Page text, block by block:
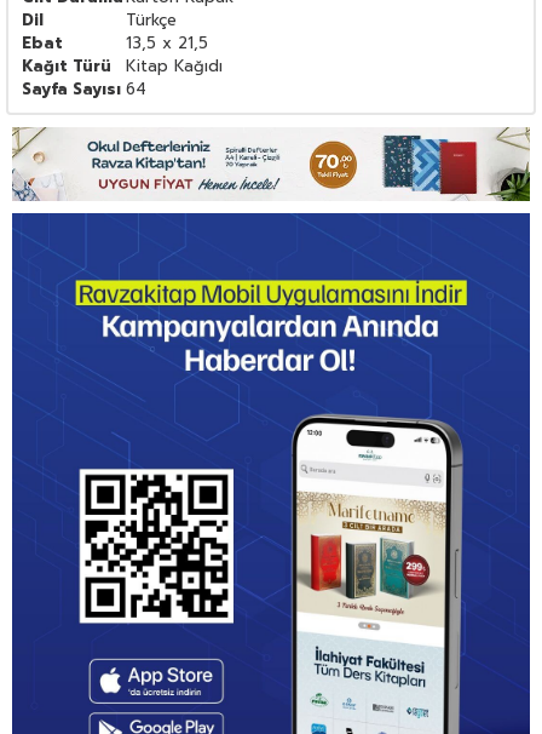
Dil
Türkçe
Ebat
13,5 x 21,5
Kağıt Türü
Kitap Kağıdı
Sayfa Sayısı 64